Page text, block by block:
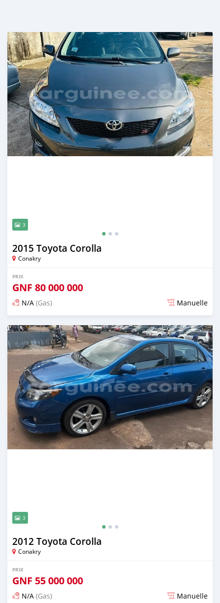
3
2015 Toyota Corolla
Conakry
PRIX
GNF 80 000 000
N/A (Gas) Manuelle
Publié il y a presque 3 ans
3
2012 Toyota Corolla
Conakry
PRIX
GNF 55 000 000
N/A (Gas) Manuelle